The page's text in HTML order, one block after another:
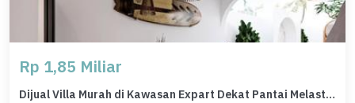
Rp 1,85 Miliar
Dijual Villa Murah di Kawasan Expart Dekat Pantai Melasti Ungasan